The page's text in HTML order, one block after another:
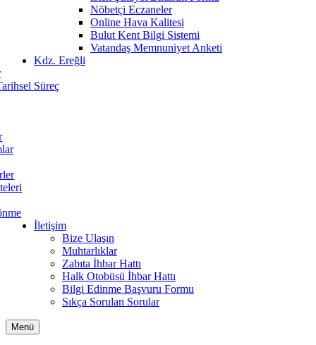
Nöbetçi Eczaneler
Online Hava Kalitesi
Bulut Kent Bilgi Sistemi
Vatandaş Memnuniyet Anketi
Kdz. Ereğli
Süreç
İletişim
Bize Ulaşın
Muhtarlıklar
Zabıta İhbar Hattı
Halk Otobüsü İhbar Hattı
Bilgi Edinme Başvuru Formu
Sıkça Sorulan Sorular
Menü